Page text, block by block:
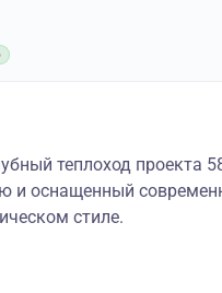
теплоход проекта
и оснащенный
стиле.